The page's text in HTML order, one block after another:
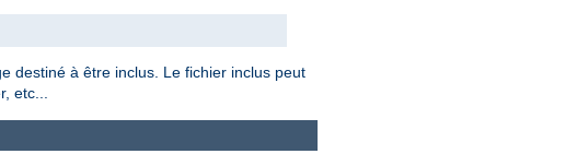
destiné à être inclus. Le fichier inclus peut
etc...